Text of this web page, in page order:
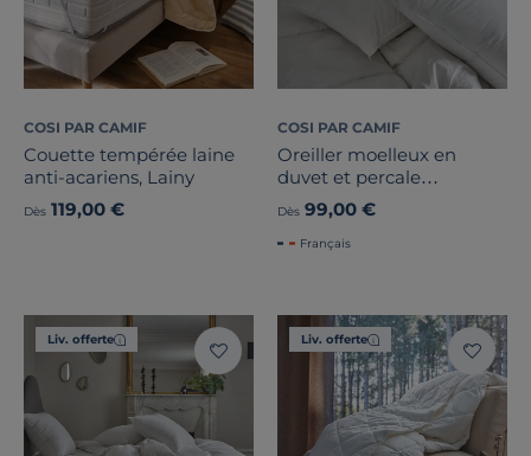
COSI PAR CAMIF
Couette tempérée laine
anti-acariens, Lainy
Dès 119,00 €
COSI PAR CAMIF
Oreiller moelleux en
duvet et percale
biologique Carla
Dès 99,00 €
Français
Liv. offerte Liv. offerte